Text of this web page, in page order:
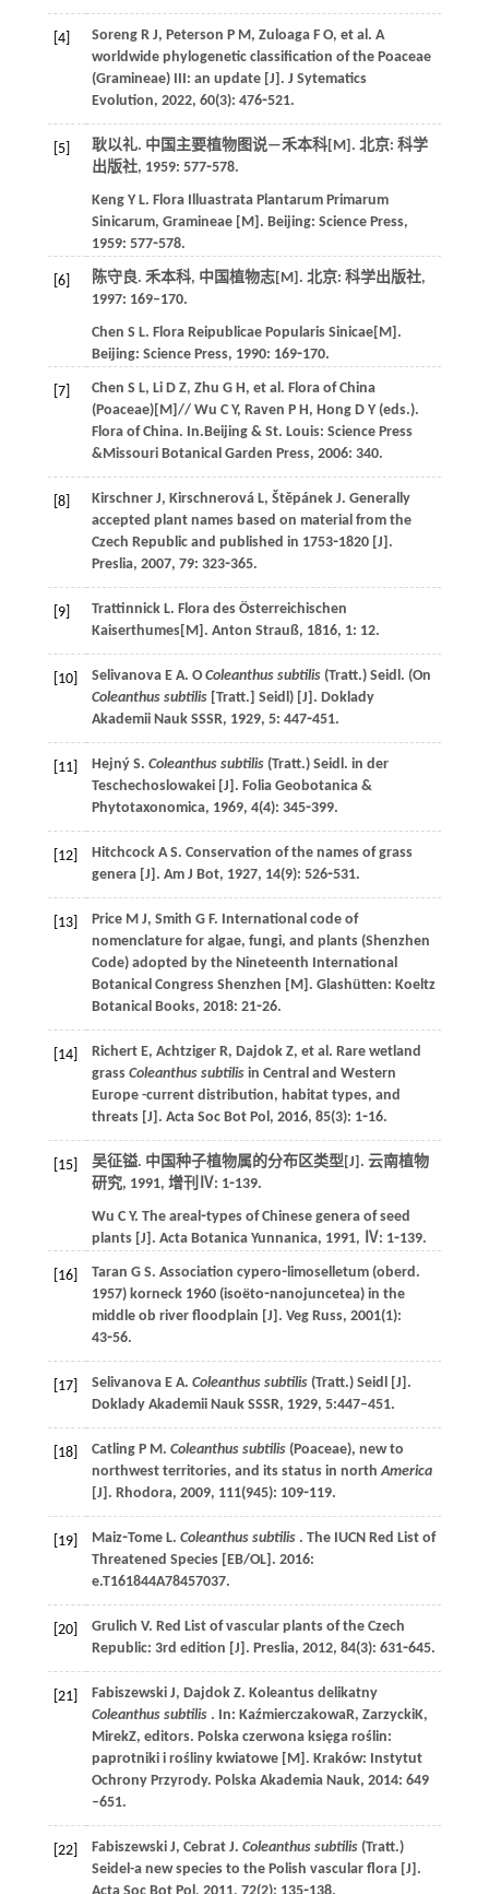
[4] Soreng R J, Peterson P M , Zuloaga F O, et al . A
worldwide phylogenetic classification of the Poaceae
(Gramineae) III: an update [J]. J Sytematics
Evolution, 2022, 60(3): 476⁃521.
[5] 耿以礼. 中国主要植物图说—禾本科[M]. 北京: 科学
出版社, 1959: 577⁃578.
Keng Y L. Flora Illuastrata Plantarum Primarum
Sinicarum, Gramineae[M]. Beijing: Science Press,
1959: 577⁃578.
[6] 陈守良. 禾本科, 中国植物志[M]. 北京: 科学出版社,
1997: 169–170.
Chen S L. Flora Reipublicae Popularis Sinicae[M].
Beijing: Science Press, 1990: 169⁃170.
[7] Chen S L, Li D Z, Zhu G H , et al . Flora of China
(Poaceae)[M]// Wu C Y, Raven P H, Hong D Y (eds.).
Flora of China. In.Beijing & St. Louis: Science Press
&Missouri Botanical Garden Press, 2006: 340.
[8] Kirschner J, Kirschnerová L, Štěpánek J. Generally
accepted plant names based on material from the
Czech Republic and published in 1753⁃1820 [J].
Preslia, 2007, 79: 323⁃365.
[9] Trattinnick L. Flora des Österreichischen
Kaiserthumes[M]. Anton Strauß, 1816, 1: 12.
[10] Selivanova E A. O Coleanthus subtilis(Tratt.) Seidl. (On
Coleanthus subtilis[Tratt.] Seidl) [J]. Doklady
Akademii Nauk SSSR, 1929, 5: 447⁃451.
[11] Hejný S. Coleanthus subtilis(Tratt.) Seidl. in der
Teschechoslowakei [J]. Folia Geobotanica &
Phytotaxonomica, 1969, 4(4): 345⁃399.
[12] Hitchcock A S. Conservation of the names of grass
genera [J]. Am J Bot, 1927, 14(9): 526⁃531.
[13] Price M J, Smith G F. International code of
nomenclature for algae, fungi, and plants (Shenzhen
Code) adopted by the Nineteenth International
Botanical Congress Shenzhen [M]. Glashütten: Koeltz
Botanical Books, 2018: 21⁃26.
[14] Richert E, Achtziger R, Dajdok Z, et al . Rare wetland
grass Coleanthus subtilisin Central and Western
Europe -current distribution, habitat types, and
threats [J]. Acta Soc Bot Pol , 2016, 85(3): 1⁃16.
[15] 吴征镒. 中国种子植物属的分布区类型[J]. 云南植物
研究, 1991, 增刊Ⅳ: 1⁃139.
Wu C Y. The areal⁃types of Chinese genera of seed
plants [J]. Acta Botanica Yunnanica, 1991, Ⅳ: 1⁃139.
[16] Taran G S. Association cypero⁃limoselletum (oberd.
1957) korneck 1960 (isoëto⁃nanojuncetea) in the
middle ob river floodplain [J]. Veg Russ, 2001(1):
43⁃56.
[17] Selivanova E A. Coleanthus subtilis(Tratt.) Seidl [J].
Doklady Akademii Nauk SSSR, 1929, 5:447–451.
[18] Catling P M . Coleanthus subtilis(Poaceae), new to
northwest territories, and its status in northAmerica
[J]. Rhodora, 2009, 111(945): 109⁃119.
[19] Maiz⁃Tome L. Coleanthus subtilis. The IUCN Red List of
Threatened Species [EB/OL]. 2016:
e.T161844A78457037.
[20] Grulich V. Red List of vascular plants of the Czech
Republic: 3rd edition [J]. Preslia, 2012, 84(3): 631⁃645.
[21] Fabiszewski J, Dajdok Z. Koleantus delikatny
Coleanthus subtilis. In: KaźmierczakowaR, ZarzyckiK,
MirekZ, editors. Polska czerwona księga roślin:
paprotniki i rośliny kwiatowe [M]. Kraków: Instytut
Ochrony Przyrody. Polska Akademia Nauk, 2014: 649
–651.
[22] Fabiszewski J, Cebrat J. Coleanthus subtilis(Tratt.)
Seidel-a new species to the Polish vascular flora [J].